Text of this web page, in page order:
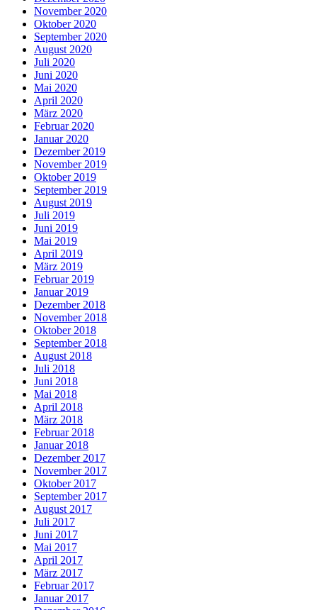
November 2020
Oktober 2020
September 2020
August 2020
Juli 2020
Juni 2020
Mai 2020
April 2020
März 2020
Februar 2020
Januar 2020
Dezember 2019
November 2019
Oktober 2019
September 2019
August 2019
Juli 2019
Juni 2019
Mai 2019
April 2019
März 2019
Februar 2019
Januar 2019
Dezember 2018
November 2018
Oktober 2018
September 2018
August 2018
Juli 2018
Juni 2018
Mai 2018
April 2018
März 2018
Februar 2018
Januar 2018
Dezember 2017
November 2017
Oktober 2017
September 2017
August 2017
Juli 2017
Juni 2017
Mai 2017
April 2017
März 2017
Februar 2017
Januar 2017